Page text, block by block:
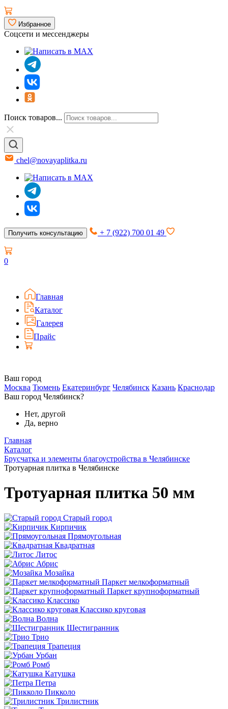
Избранное
Соцсети и мессенджеры
Поиск товаров...
chel@novayaplitka.ru
Получить консультацию + 7 (922) 700 01 49
0
Главная
Каталог
Галерея
Прайс
Ваш город
Москва Тюмень Екатеринбург Челябинск Казань Краснодар
Ваш город Челябинск?
Нет, другой
Да, верно
Главная
Каталог
Брусчатка и элементы благоустройства в Челябинске
Тротуарная плитка в Челябинске
Тротуарная плитка 50 мм
Старый город
Кирпичик
Прямоугольная
Квадратная
Литос
Абрис
Мозайка
Паркет мелкоформатный
Паркет крупноформатный
Классико
Классико круговая
Волна
Шестигранник
Трио
Трапеция
Урбан
Ромб
Катушка
Петра
Пикколо
Трилистник